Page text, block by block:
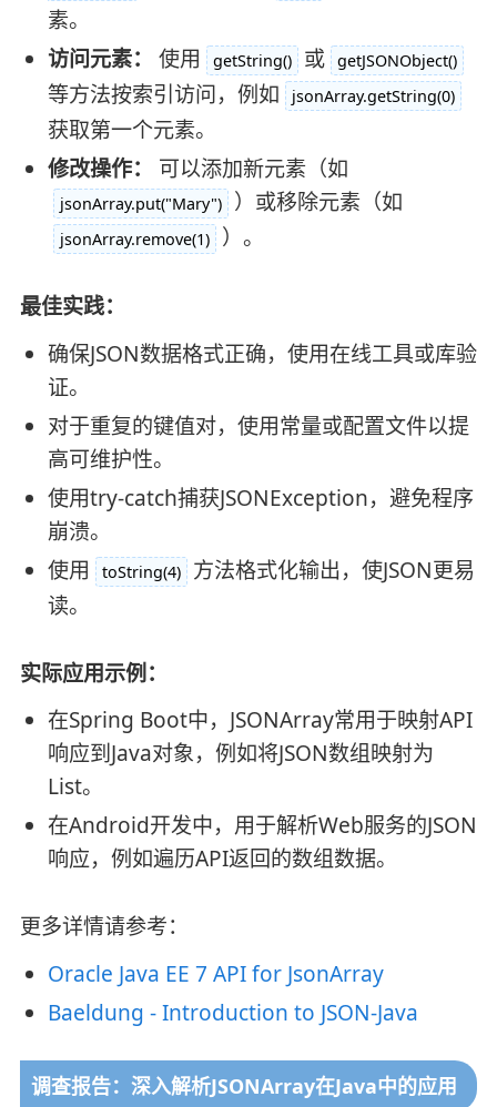
素。
访问元素：
使用 getString() 或 getJSONObject()
等方法按索引访问，例如 jsonArray.getString(0)
获取第一个元素。
修改操作：
可以添加新元素（如
jsonArray.put("Mary") ）或移除元素（如
jsonArray.remove(1) ）。
最佳实践：
确保JSON数据格式正确，使用在线工具或库验
证。
对于重复的键值对，使用常量或配置文件以提
高可维护性。
使用try-catch捕获JSONException，避免程序
崩溃。
使用
toString(4)
方法格式化输出，使JSON更易
读。
实际应用示例：
在Spring Boot中，JSONArray常用于映射API
响应到Java对象，例如将JSON数组映射为
List。
在Android开发中，用于解析Web服务的JSON
响应，例如遍历API返回的数组数据。
更多详情请参考：
Oracle Java EE 7 API for JsonArray
Baeldung - Introduction to JSON-Java
调查报告：深入解析JSONArray在Java中的应用